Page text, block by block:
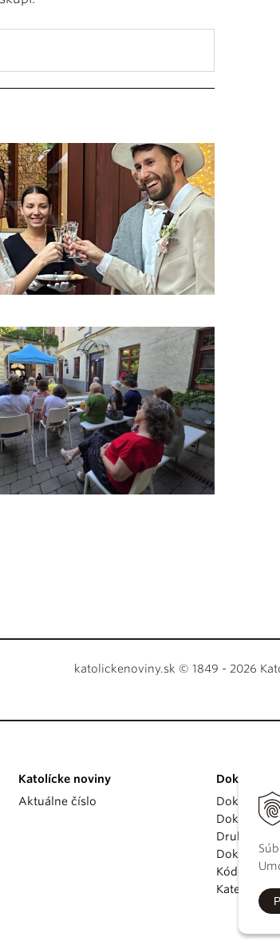
katolickenoviny.sk © 1849 - 2026
Katolícke noviny
Aktuálne číslo
Dokumenty
Dokumenty
Druhý
Dokumenty
Kódex